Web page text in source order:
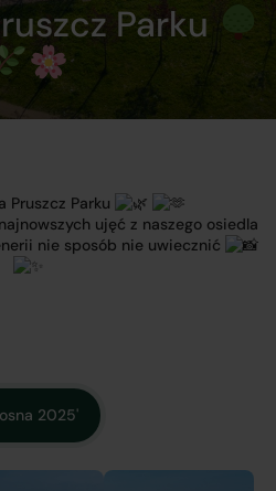
Parku
Pruszcz Parku
ujęć z naszego osiedla
nie sposób nie uwiecznić
2025'